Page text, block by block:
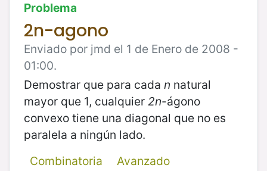
Problema
2n-agono
Enviado por jmd el 1 de Enero de 2008 -
01:00.
Demostrar que para cada n natural
mayor que 1, cualquier 2n-ágono
convexo tiene una diagonal que no es
paralela a ningún lado.
Combinatoria
Avanzado